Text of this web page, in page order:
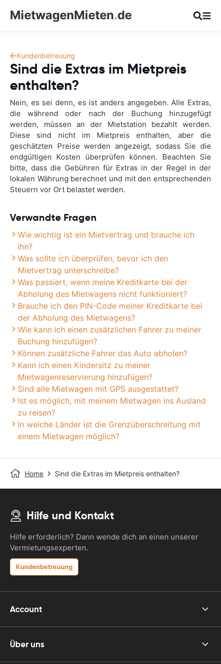
MietwagenMieten.de
Kundenbetreuung
Sind die Extras im Mietpreis
enthalten?
Nein, es sei denn, es ist anders angegeben. Alle Extras,
die während oder nach der Buchung hinzugefügt
werden, müssen an der Mietstation bezahlt werden.
Diese sind nicht im Mietpreis enthalten, aber die
geschätzten Preise werden angezeigt, sodass Sie die
endgültigen Kosten überprüfen können. Beachten Sie
bitte, dass die Gebühren für Extras in der Regel in der
lokalen Währung berechnet und mit den entsprechenden
Steuern vor Ort belastet werden.
Verwandte Fragen
Wie wichtig ist ein Mietvertrag und brauche ich
ihn?
Was sollte ich überprüfen, bevor ich den
Mietvertrag unterschreibe?
Was passiert, wenn meine Kreditkarte bei der
Abholung des Mietwagens nicht funktioniert?
Brauche ich den PIN-Code meiner Kreditkarte bei
der Abholung des Mietwagens?
Wie kann ich einen zusätzlichen Fahrer zu meiner
Buchung hinzufügen?
Können zusätzliche Fahrer das Auto abholen?
Kann ich einen Kindersitz zu meiner
Mietwagenreservierung hinzufügen?
Sind alle Mietwagen mit GPS ausgestattet?
Ist es möglich, mit meinem Mietwagen ins Ausland
zu reisen?
In welche Länder ist die Grenzüberschreitung mit
einem Mietwagen möglich?
Home Sind die Extras im Mietpreis enthalten?
Hilfe und Kontakt
Hilfe erforderlich? Dann wende dich an einen unserer
Vermietungsexperten.
Kundenbetreuung
Account
Über uns